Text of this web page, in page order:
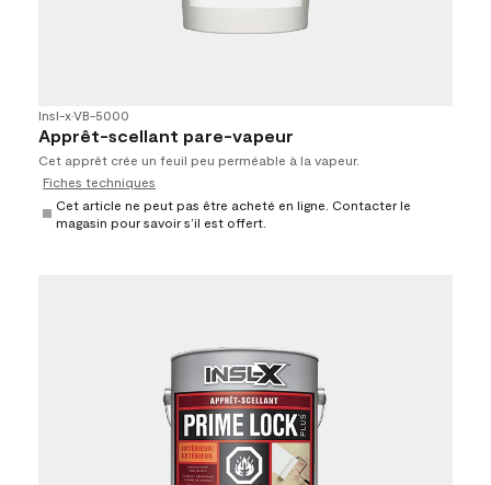
Insl-x•VB-5000
Apprêt-scellant pare-vapeur
Cet apprêt crée un feuil peu perméable à la vapeur.
Fiches techniques
Cet article ne peut pas être acheté en ligne. Contacter le
magasin pour savoir s’il est offert.